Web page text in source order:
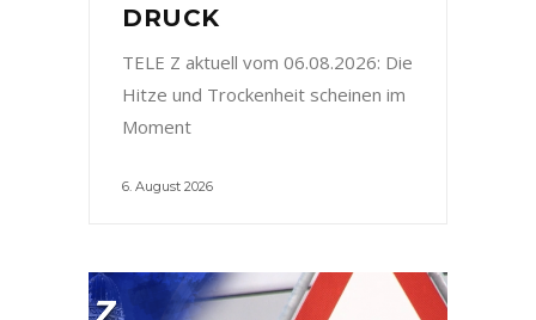
DRUCK
TELE Z aktuell vom 06.08.2026: Die
Hitze und Trockenheit scheinen im
Moment
6. August 2026